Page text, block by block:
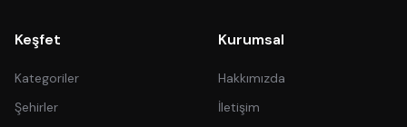
Keşfet
Kategoriler
Şehirler
Kurumsal
Hakkımızda
İletişim